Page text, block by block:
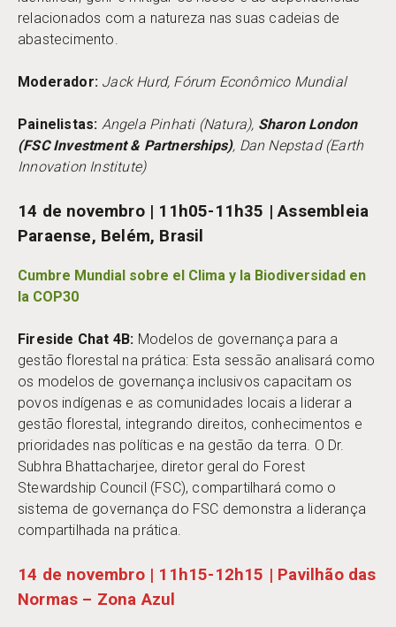
relacionados com a natureza nas suas cadeias de
abastecimento.
Moderador: Jack Hurd, Fórum Econômico Mundial
Painelistas: Angela Pinhati (Natura), Sharon London
(FSC Investment & Partnerships), Dan Nepstad (Earth
Innovation Institute)
14 de novembro | 11h05-11h35 | Assembleia
Paraense, Belém, Brasil
Cumbre Mundial sobre el Clima y la Biodiversidad en
la COP30
Fireside Chat 4B: Modelos de governança para a
gestão florestal na prática: Esta sessão analisará como
os modelos de governança inclusivos capacitam os
povos indígenas e as comunidades locais a liderar a
gestão florestal, integrando direitos, conhecimentos e
prioridades nas políticas e na gestão da terra. O Dr.
Subhra Bhattacharjee, diretor geral do Forest
Stewardship Council (FSC), compartilhará como o
sistema de governança do FSC demonstra a liderança
compartilhada na prática.
14 de novembro | 11h15-12h15 | Pavilhão das
Normas – Zona Azul